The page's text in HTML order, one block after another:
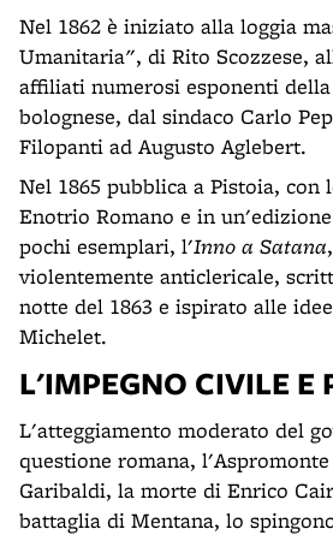
Nel 1862 è iniziato alla loggia
Umanitaria", di Rito Scozzese,
affiliati numerosi esponenti
bolognese, dal sindaco Carlo
Filopanti ad Augusto Aglebert.
Nel 1865 pubblica a Pistoia, con
Enotrio Romano e in
pochi esemplari, l'Inno a Satana
violentemente anticlericale,
notte del 1863 e ispirato alle
Michelet.
L'IMPEGNO CIVILE E
L'atteggiamento moderato del
questione romana,
Garibaldi, la morte di Enrico
battaglia di Mentana, lo